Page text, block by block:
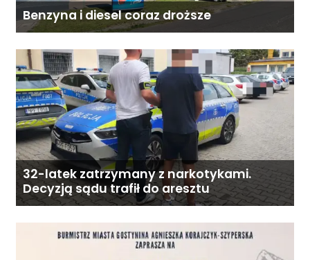
Benzyna i diesel coraz droższe
32-latek zatrzymany z narkotykami.
Decyzją sądu trafił do aresztu